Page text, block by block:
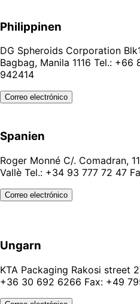
Philippinen
DG Spheroids Corporation
Bagbag, Manila 1116 Tel.: +66
942414
Correo electrónico
Spanien
Roger Monné C/. Comadran,
Vallè Tel.: +34 93 777 72 47
Correo electrónico
Ungarn
KTA Packaging Rakosi street
+36 30 692 6266 Fax: +49